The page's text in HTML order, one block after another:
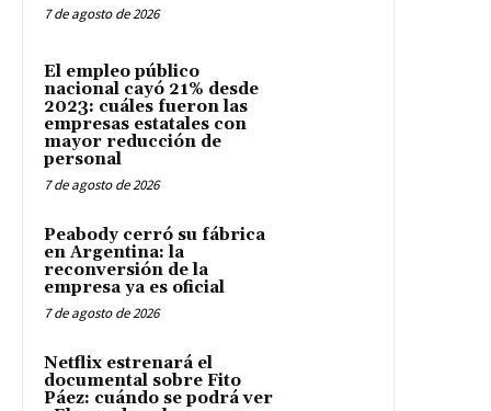
7 de agosto de 2026
El empleo público
nacional cayó 21% desde
2023: cuáles fueron las
empresas estatales con
mayor reducción de
personal
7 de agosto de 2026
Peabody cerró su fábrica
en Argentina: la
reconversión de la
empresa ya es oficial
7 de agosto de 2026
Netflix estrenará el
documental sobre Fito
Páez: cuándo se podrá ver